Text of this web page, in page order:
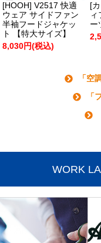
[HOOH] V2517 快適
ウェア サイドファン
半袖フードジャケッ
ト 【特大サイズ】
8,030円(税込)
[
ィ
ー
「空
「
WORK